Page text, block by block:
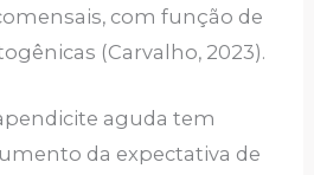
com função de
(Carvalho, 2023).
aguda tem
da expectativa de